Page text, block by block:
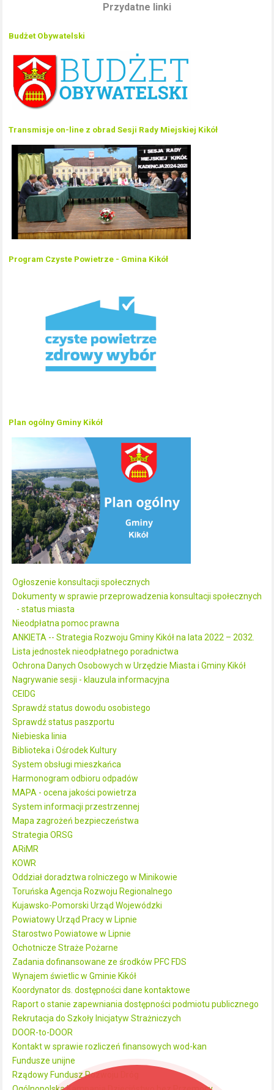
Przydatne linki
Budżet Obywatelski
Transmisje on-line z obrad Sesji Rady Miejskiej Kikół
Program Czyste Powietrze - Gmina Kikół
Plan ogólny Gminy Kikół
Ogłoszenie konsultacji społecznych
Dokumenty w sprawie przeprowadzenia konsultacji społecznych
- status miasta
Nieodpłatna pomoc prawna
ANKIETA -- Strategia Rozwoju Gminy Kikół na lata 2022 – 2032.
Lista jednostek nieodpłatnego poradnictwa
Ochrona Danych Osobowych w Urzędzie Miasta i Gminy Kikół
Nagrywanie sesji - klauzula informacyjna
CEIDG
Sprawdź status dowodu osobistego
Sprawdź status paszportu
Niebieska linia
Biblioteka i Ośrodek Kultury
System obsługi mieszkańca
Harmonogram odbioru odpadów
MAPA - ocena jakości powietrza
System informacji przestrzennej
Mapa zagrożeń bezpieczeństwa
Strategia ORSG
ARiMR
KOWR
Oddział doradztwa rolniczego w Minikowie
Toruńska Agencja Rozwoju Regionalnego
Kujawsko-Pomorski Urząd Wojewódzki
Powiatowy Urząd Pracy w Lipnie
Starostwo Powiatowe w Lipnie
Ochotnicze Straże Pożarne
Zadania dofinansowane ze środków PFC FDS
Wynajem świetlic w Gminie Kikół
Koordynator ds. dostępności dane kontaktowe
Raport o stanie zapewniania dostępności podmiotu publicznego
Rekrutacja do Szkoły Inicjatyw Strażniczych
DOOR-to-DOOR
Kontakt w sprawie rozliczeń finansowych wod-kan
Fundusze unijne
Rządowy Fundusz Rozwoju Dróg